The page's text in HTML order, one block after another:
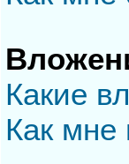
Какие
Как мне